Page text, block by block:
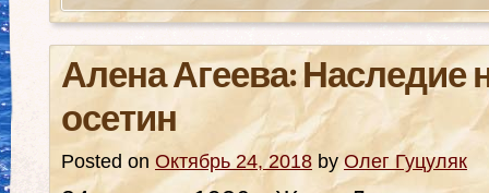
Алена Агеева: Наследие
осетин
Posted on Октябрь 24, 2018 by Олег Гуцуляк